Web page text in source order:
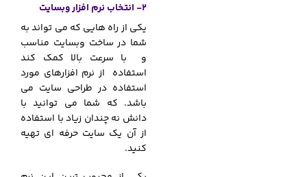
2- انتخاب نرم افزار وبسایت
یکی از راه هایی که می تواند به
شما در ساخت وبسایت مناسب
و با سرعت بالا کمک کند
استفاده از نرم افزارهای مورد
استفاده در طراحی سایت می
باشد. که شما می توانید با
دانش نه چندان زیاد با استفاده
از آن یک سایت حرفه ای تهیه
کنید.